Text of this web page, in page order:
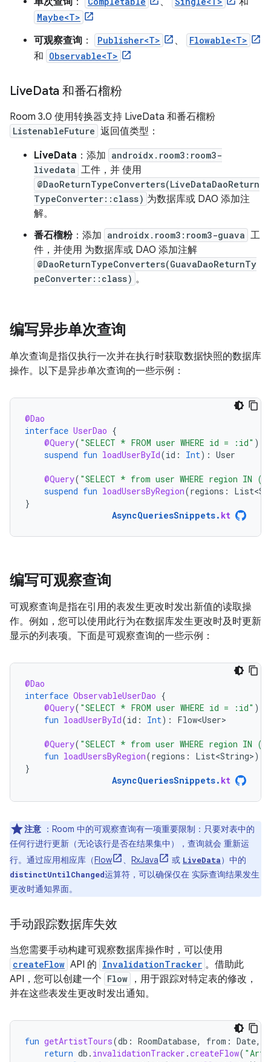
Maybe<T>
可观察查询 ： Publisher<T> 、 Flowable<T>
和 Observable<T>
LiveData 和番石榴粉
Room 3.0 使用转换器支持 LiveData 和番石榴粉
ListenableFuture 返回值类型：
LiveData ：添加 androidx.room3:room3-
livedata 工件，并 使用
@DaoReturnTypeConverters(LiveDataDaoReturn
TypeConverter::class) 为数据库或 DAO 添加注
解。
番石榴粉：添加 androidx.room3:room3-guava 工
件，并使用 为数据库或 DAO 添加注解
@DaoReturnTypeConverters(GuavaDaoReturnTy
peConverter::class) 。
编写异步单次查询
单次查询是指仅执行一次并在执行时获取数据快照的数据库
操作。以下是异步单次查询的一些示例：
@Dao
interface UserDao {
@Query( "SELECT * FROM user WHERE id = :id" )
suspend fun loadUserById(id : Int): User
@Query( "SELECT * from user WHERE region IN
suspend fun loadUsersByRegion(regions :
}
AsyncQueriesSnippets. kt
编写可观察查询
可观察查询是指在引用的表发生更改时发出新值的读取操
作。例如，您可以使用此行为在数据库发生更改时及时更新
显示的列表项。下面是可观察查询的一些示例：
@Dao
interface ObservableUserDao {
@Query( "SELECT * FROM user WHERE id = :id" )
fun loadUserById(id : Int): Flow<User>
@Query( "SELECT * from user WHERE region IN
fun loadUsersByRegion(regions : List<String>):
}
AsyncQueriesSnippets. kt
注意 ：Room 中的可观察查询有一项重要限制：只要对表中的
任何行进行更新（无论该行是否在结果集中），查询就会 重新运
行。通过应用相应库（Flow 、 RxJava 或 LiveData）中的
distinctUntilChanged运算符，可以确保仅在 实际查询结果发生
更改时通知界面。
手动跟踪数据库失效
当您需要手动构建可观察数据库操作时，可以使用
createFlow API 的 InvalidationTracker 。借助此
API，您可以创建一个 Flow
，用于跟踪对特定表的修改，
并在这些表发生更改时发出通知。
fun getArtistTours(db : RoomDatabase, from : Date,
return db . invalidationTracker .createFlow(